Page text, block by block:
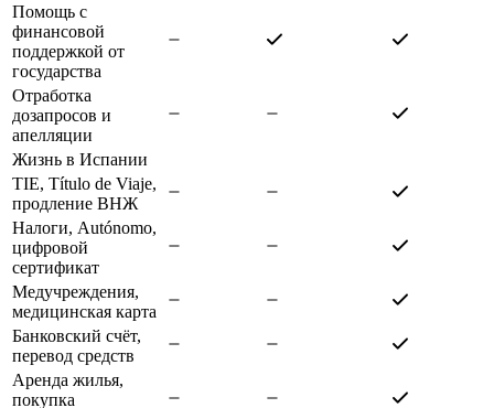
Помощь с
финансовой
поддержкой от
государства
Отработка
дозапросов и
апелляции
Жизнь в Испании
TIE, Título de Viaje,
продление ВНЖ
Налоги, Autónomo,
цифровой
сертификат
Медучреждения,
медицинская карта
Банковский счёт,
перевод средств
Аренда жилья,
покупка